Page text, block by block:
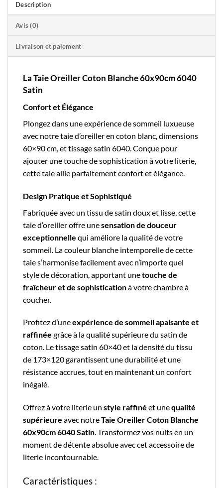
Description
Avis (0)
Livraison et paiement
La Taie Oreiller Coton Blanche 60x90cm 6040
Satin
Confort et Élégance
Plongez dans une expérience de sommeil luxueuse
avec notretaie d’oreiller en coton blanc, dimensions
60×90 cm, et tissage satin 6040. Conçue pour
ajouter une touche de sophistication à votre literie,
cette taie allie parfaitement confort et élégance.
Design Pratique et Sophistiqué
Fabriquée avec un tissu de satin doux et lisse, cette
taie d’oreiller offre unesensation de douceur
exceptionnelle qui améliore la qualité de votre
sommeil. La couleur blanche intemporelle de cette
taie s’harmonise facilement avec n’importe quel
style de décoration, apportant unetouche de
fraîcheur et de sophisticationà votre chambre à
coucher.
Profitez d’uneexpérience de sommeil apaisante et
raffinée grâce à la qualité supérieure du satin de
coton. Le tissage satin 60×40 et la densité du tissu
de 173×120 garantissent une durabilité et une
résistance accrues, tout en maintenant un confort
inégalé.
Offrez à votre literie un style raffiné et unequalité
supérieure avec notreTaie Oreiller Coton Blanche
60x90cm 6040 Satin. Transformez vos nuits en un
moment de détente absolue avec cet accessoire de
literie incontournable.
Caractéristiques :